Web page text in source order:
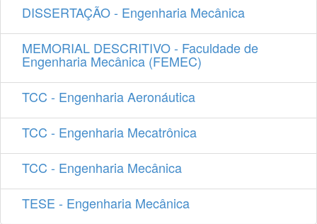
DISSERTAÇÃO - Engenharia Mecânica
MEMORIAL DESCRITIVO - Faculdade de
Engenharia Mecânica (FEMEC)
TCC - Engenharia Aeronáutica
TCC - Engenharia Mecatrônica
TCC - Engenharia Mecânica
TESE - Engenharia Mecânica